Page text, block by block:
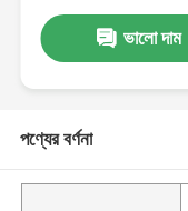
ভালো দাম
পণ্যের বর্ণনা